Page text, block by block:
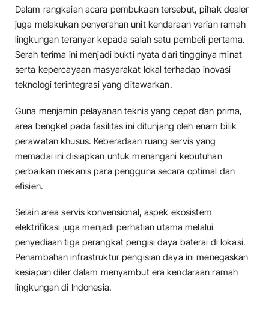
​Dalam rangkaian acara pembukaan tersebut, pihak dealer
juga melakukan penyerahan unit kendaraan varian ramah
lingkungan teranyar kepada salah satu pembeli pertama.
Serah terima ini menjadi bukti nyata dari tingginya minat
serta kepercayaan masyarakat lokal terhadap inovasi
teknologi terintegrasi yang ditawarkan.
​Guna menjamin pelayanan teknis yang cepat dan prima,
area bengkel pada fasilitas ini ditunjang oleh enam bilik
perawatan khusus. Keberadaan ruang servis yang
memadai ini disiapkan untuk menangani kebutuhan
perbaikan mekanis para pengguna secara optimal dan
efisien.
​Selain area servis konvensional, aspek ekosistem
elektrifikasi juga menjadi perhatian utama melalui
penyediaan tiga perangkat pengisi daya baterai di lokasi.
Penambahan infrastruktur pengisian daya ini menegaskan
kesiapan diler dalam menyambut era kendaraan ramah
lingkungan di Indonesia.